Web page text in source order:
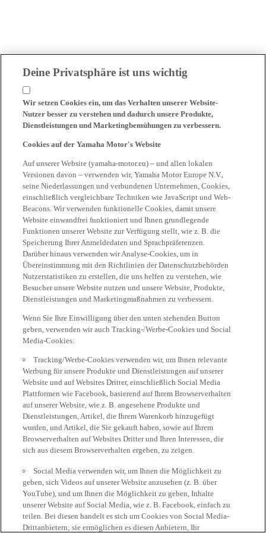
Deine Privatsphäre ist uns wichtig
Wir setzen Cookies ein, um das Verhalten unserer Website-
Nutzer besser zu verstehen und dadurch unsere Produkte,
Dienstleistungen und Marketingbemühungen zu verbessern.
Cookies auf der Yamaha Motor's Website
Auf unserer Website (yamaha-motor.eu) – und allen lokalen
Versionen davon – verwenden wir, Yamaha Motor Europe N.V.,
seine Niederlassungen und verbundenen Unternehmen, Cookies,
einschließlich vergleichbare Techniken wie JavaScript und Web-
Beacons. Wir verwenden funktionelle Cookies, damit unsere
Website einwandfrei funktioniert und Ihnen grundlegende
Funktionen unserer Website zur Verfügung stellt, wie z. B. die
Speicherung Ihrer Anmeldedaten und Sprachpräferenzen.
Darüber hinaus verwenden wir Analyse-Cookies, um in
Übereinstimmung mit den Richtlinien der Datenschutzbehörden
Nutzerstatistiken zu erstellen, die uns helfen zu verstehen, wie
Besucher unsere Website nutzen und unsere Website, Produkte,
Dienstleistungen und Marketingmaßnahmen zu verbessern.
Wenn Sie Ihre Einwilligung über den unten stehenden Button
geben, verwenden wir auch Tracking-/Werbe-Cookies und Social
Media-Cookies:
Tracking/Werbe-Cookies verwenden wir, um Ihnen relevante
Werbung für unsere Produkte und Dienstleistungen auf unserer
Website und auf Websites Dritter, einschließlich Social Media
Plattformen wie Facebook, basierend auf Ihrem Browserverhalten
auf unserer Website, wie z. B. angesehene Produkte und
Dienstleistungen, Artikel, die Ihrem Warenkorb hinzugefügt
wurden, und Artikel, die Sie gekauft haben, sowie auf Ihrem
Browserverhalten auf Websites Dritter und Ihren Interessen, die
sich aus diesem Browserverhalten ergeben, zu zeigen.
Social Media verwenden wir, um Ihnen die Möglichkeit zu
geben, sich Videos auf unserer Website anzusehen (z. B. über
YouTube), und um Ihnen die Möglichkeit zu geben, Inhalte
unserer Website auf Social Media, wie z. B. Facebook, einfach zu
teilen. Bei diesen handelt es sich um Cookies von Social Media-
Drittanbietern; sie ermöglichen es diesen Anbietern, Ihr